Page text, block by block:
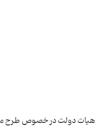
با هیات دولت در خصوص